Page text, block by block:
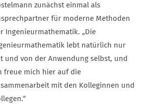
zunächst einmal als
für moderne Methoden
Ingenieurmathematik. „Die
lebt natürlich nur
und von der Anwendung selbst, und
freue mich hier auf die
mit den Kolleginnen und